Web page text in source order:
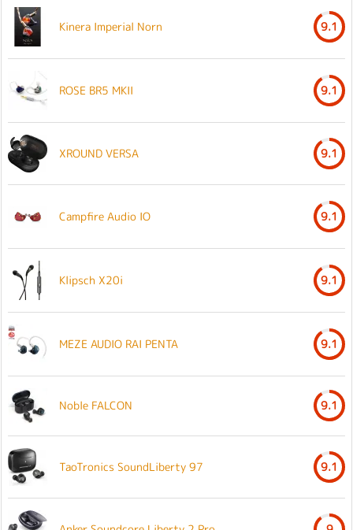
Kinera Imperial Norn 9.1
ROSE BR5 MKII 9.1
XROUND VERSA 9.1
Campfire Audio IO 9.1
Klipsch X20i 9.1
MEZE AUDIO RAI PENTA 9.1
Noble FALCON 9.1
TaoTronics SoundLiberty 97 9.1